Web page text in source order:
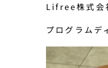
Lifree株式会
プログラムデ